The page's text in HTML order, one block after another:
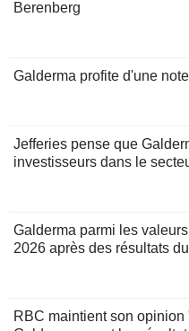
Berenberg
Galderma profite d'une
Jefferies pense que
investisseurs dans le
Galderma parmi les
2026 après des résultats
RBC maintient son